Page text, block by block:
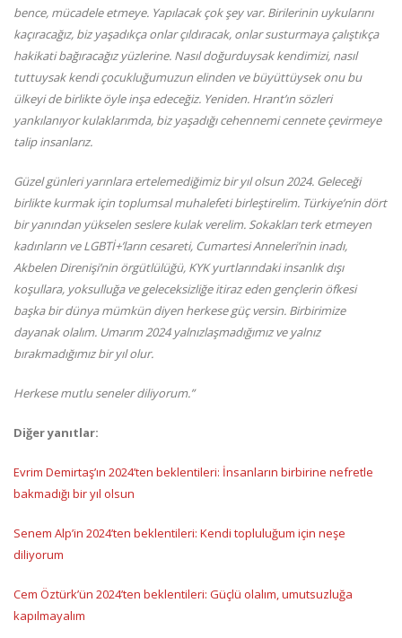
bence, mücadele etmeye. Yapılacak çok şey var. Birilerinin uykularını
kaçıracağız, biz yaşadıkça onlar çıldıracak, onlar susturmaya çalıştıkça
hakikati bağıracağız yüzlerine. Nasıl doğurduysak kendimizi, nasıl
tuttuysak kendi çocukluğumuzun elinden ve büyüttüysek onu bu
ülkeyi de birlikte öyle inşa edeceğiz. Yeniden. Hrant’ın sözleri
yankılanıyor kulaklarımda, biz yaşadığı cehennemi cennete çevirmeye
talip insanlarız.
Güzel günleri yarınlara ertelemediğimiz bir yıl olsun 2024. Geleceği
birlikte kurmak için toplumsal muhalefeti birleştirelim. Türkiye’nin dört
bir yanından yükselen seslere kulak verelim. Sokakları terk etmeyen
kadınların ve LGBTİ+’ların cesareti, Cumartesi Anneleri’nin inadı,
Akbelen Direnişi’nin örgütlülüğü, KYK yurtlarındaki insanlık dışı
koşullara, yoksulluğa ve geleceksizliğe itiraz eden gençlerin öfkesi
başka bir dünya mümkün diyen herkese güç versin. Birbirimize
dayanak olalım. Umarım 2024 yalnızlaşmadığımız ve yalnız
bırakmadığımız bir yıl olur.
Herkese mutlu seneler diliyorum.”
Diğer yanıtlar:
Evrim Demirtaş’ın 2024’ten beklentileri: İnsanların birbirine nefretle
bakmadığı bir yıl olsun
Senem Alp’in 2024’ten beklentileri: Kendi topluluğum için neşe
diliyorum
Cem Öztürk’ün 2024’ten beklentileri: Güçlü olalım, umutsuzluğa
kapılmayalım